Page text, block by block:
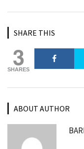
SHARE THIS
3
SHARES
ABOUT AUTHOR